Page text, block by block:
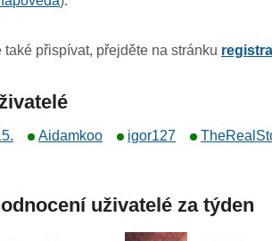
také přispívat, přejděte na stránku
Aidamkoo igor127
uživatelé za týden